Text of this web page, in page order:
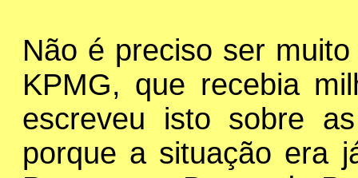
Não é preciso ser
KPMG, que recebia
escreveu isto sobre
porque a situação era